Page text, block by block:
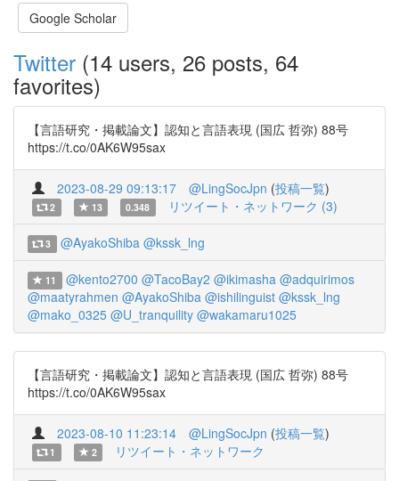
Google Scholar
Twitter (14 users, 26 posts, 64
favorites)
【言語研究・掲載論文】認知と言語表現 (国広 哲弥) 88号
https://t.co/0AK6W95sax
2023-08-29 09:13:17 @LingSocJpn (投稿一覧)
2 13 0.348 リツイート・ネットワーク (3)
3 @AyakoShiba @kssk_lng
11 @kento2700 @TacoBay2 @ikimasha @adquirimos
@maatyrahmen @AyakoShiba @ishilinguist @kssk_lng
@mako_0325 @U_tranquility @wakamaru1025
【言語研究・掲載論文】認知と言語表現 (国広 哲弥) 88号
https://t.co/0AK6W95sax
2023-08-10 11:23:14 @LingSocJpn (投稿一覧)
1 2 リツイート・ネットワーク